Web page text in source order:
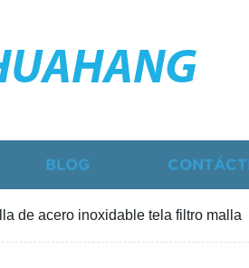
BLOG
de acero inoxidable tela filtro malla